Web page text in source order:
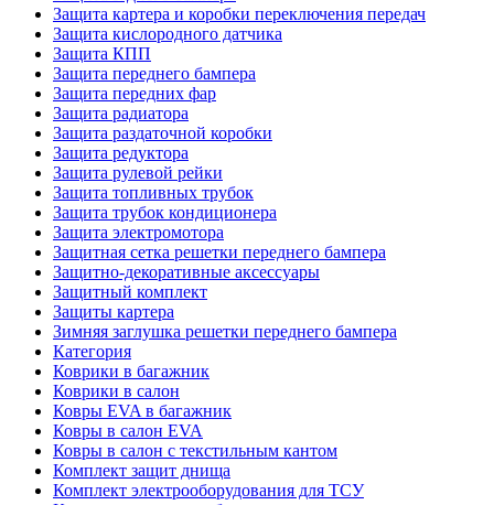
Защита картера и коробки переключения передач
Защита кислородного датчика
Защита КПП
Защита переднего бампера
Защита передних фар
Защита радиатора
Защита раздаточной коробки
Защита редуктора
Защита рулевой рейки
Защита топливных трубок
Защита трубок кондиционера
Защита электромотора
Защитная сетка решетки переднего бампера
Защитно-декоративные аксессуары
Защитный комплект
Защиты картера
Зимняя заглушка решетки переднего бампера
Категория
Коврики в багажник
Коврики в салон
Ковры EVA в багажник
Ковры в салон EVA
Ковры в салон с текстильным кантом
Комплект защит днища
Комплект электрооборудования для ТСУ